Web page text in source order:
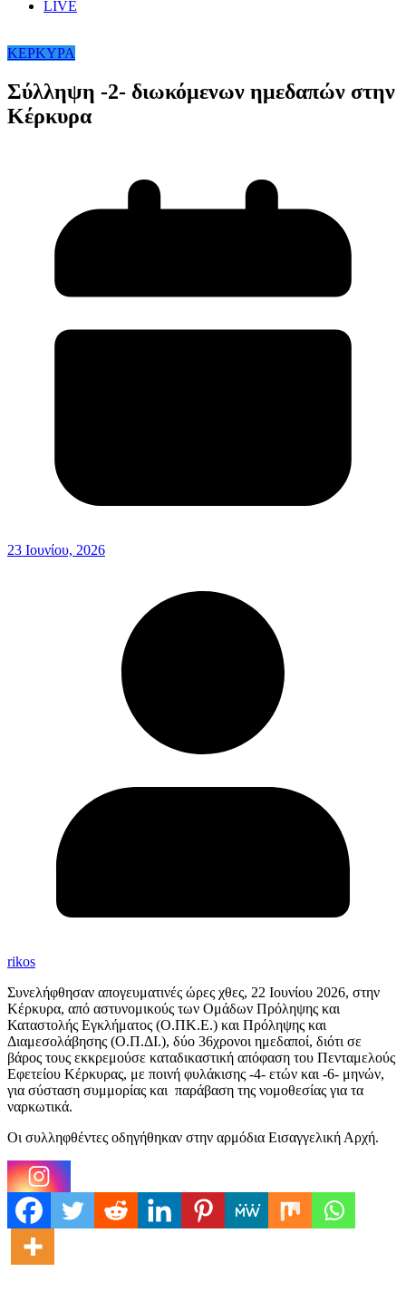
LIVE
ΚΕΡΚΥΡΑ
Σύλληψη -2- διωκόμενων ημεδαπών στην
Κέρκυρα
23 Ιουνίου, 2026
rikos
Συνελήφθησαν απογευματινές ώρες χθες, 22 Ιουνίου 2026, στην
Κέρκυρα, από αστυνομικούς των Ομάδων Πρόληψης και
Καταστολής Εγκλήματος (Ο.ΠΚ.Ε.) και Πρόληψης και
Διαμεσολάβησης (Ο.Π.ΔΙ.), δύο 36χρονοι ημεδαποί, διότι σε
βάρος τους εκκρεμούσε καταδικαστική απόφαση του Πενταμελούς
Εφετείου Κέρκυρας, με ποινή φυλάκισης -4- ετών και -6- μηνών,
για σύσταση συμμορίας και παράβαση της νομοθεσίας για τα
ναρκωτικά.
Οι συλληφθέντες οδηγήθηκαν στην αρμόδια Εισαγγελική Αρχή.